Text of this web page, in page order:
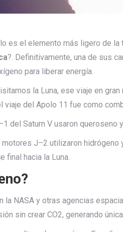
es el elemento más ligero de la
?. Definitivamente, una de sus
para liberar energía.
la Luna, ese viaje en
viaje del Apolo 11 fue como
del Saturn V usaron
J–2 utilizaron
final hacia la Luna.
la NASA y otras agencias
sin crear CO2, generando